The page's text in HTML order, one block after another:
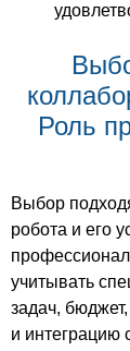
Роль
Выбор
робота и его
учитывать
задач,
и интеграцию